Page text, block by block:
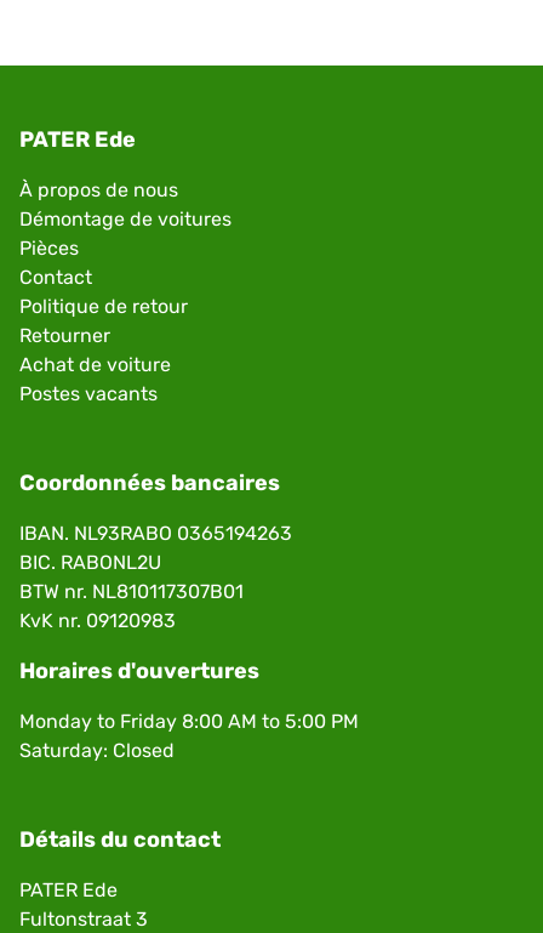
PATER Ede
À propos de nous
Démontage de voitures
Pièces
Contact
Politique de retour
Retourner
Achat de voiture
Postes vacants
Coordonnées bancaires
IBAN. NL93RABO 0365194263
BIC. RABONL2U
BTW nr. NL810117307B01
KvK nr. 09120983
Horaires d'ouvertures
Monday to Friday 8:00 AM to 5:00 PM
Saturday: Closed
Détails du contact
PATER Ede
Fultonstraat 3